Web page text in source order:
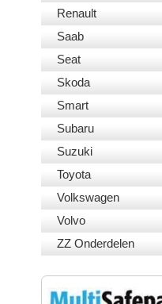
Renault
Saab
Seat
Skoda
Smart
Subaru
Suzuki
Toyota
Volkswagen
Volvo
ZZ Onderdelen